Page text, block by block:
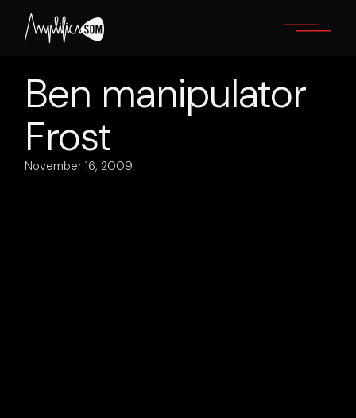
content
Ben manipulator
Frost
November 16, 2009